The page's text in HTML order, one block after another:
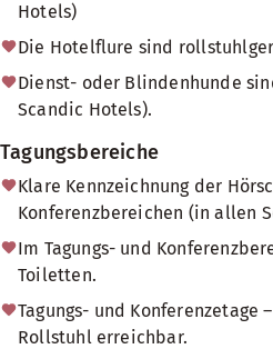
Hotels)
Die Hotelflure sind
Dienst- oder Blindenhunde
Scandic Hotels).
Tagungsbereiche
Klare Kennzeichnung der
Konferenzbereichen (in allen
Im Tagungs- und
Toiletten.
Tagungs- und
Rollstuhl erreichbar.